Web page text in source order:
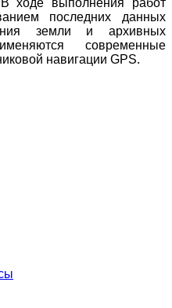
последних данных
земли и архивных
современные
навигации GPS.